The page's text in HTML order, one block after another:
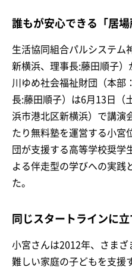
誰もが安心できる「居場
生活協同組合パルシステム
新横浜、理事長:藤田順子
川ゆめ社会福祉財団（本部
長:藤田順子）は6月13日（
浜市港北区新横浜）で講演
たり無料塾を運営する小宮
団が支援する高等学校奨学
よる伴走型の学びへの実践
た。
同じスタートラインに立
小宮さんは2012年、さま
難しい家庭の子どもを支援